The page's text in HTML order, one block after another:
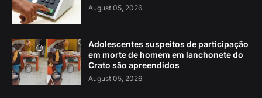
August 05, 2026
Adolescentes suspeitos de participação
em morte de homem em lanchonete do
Crato são apreendidos
August 05, 2026